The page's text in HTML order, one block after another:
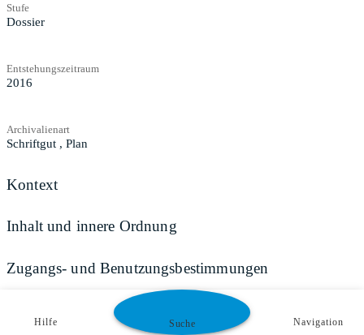
Stufe
Dossier
Entstehungszeitraum
2016
Archivalienart
Schriftgut , Plan
Kontext
Inhalt und innere Ordnung
Zugangs- und Benutzungsbestimmungen
Hilfe Suche Navigation